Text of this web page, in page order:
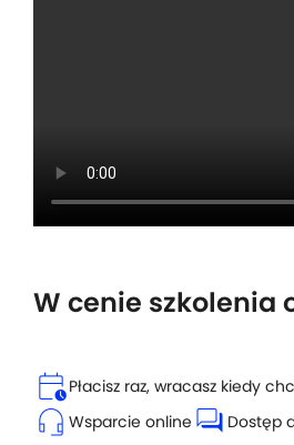
W cenie szkolenia
calendar_clockPłacisz raz, wracasz kiedy
headset_mic Wsparcie online forum Dostęp